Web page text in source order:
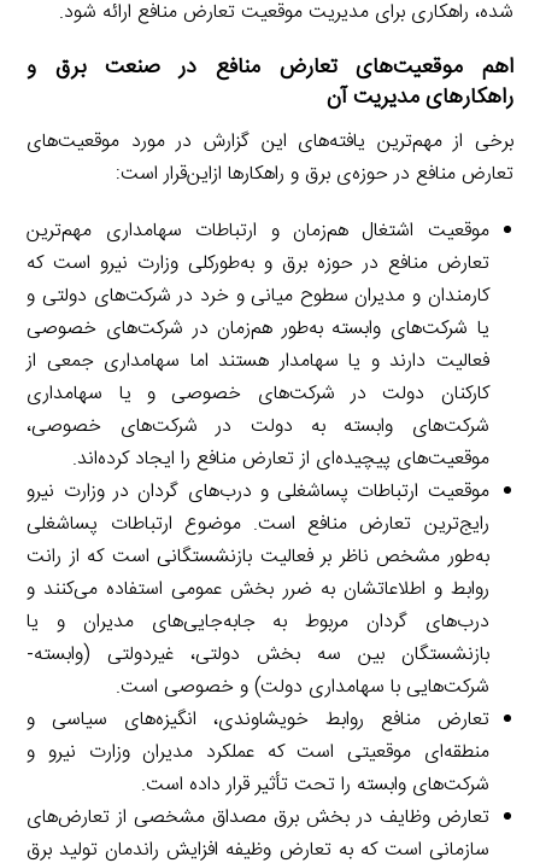
شده، راهکاری برای مدیریت موقعیت تعارض منافع ارائه شود.
اهم موقعیت‌های تعارض منافع در صنعت برق و
راهکارهای مدیریت آن
برخی از مهم‌ترین یافته‌های این گزارش در مورد موقعیت‌های
تعارض منافع در حوزه‌ی برق و راهکارها ازاین‌قرار است:
موقعیت اشتغال هم‌زمان و ارتباطات سهامداری مهم‌ترین
تعارض منافع در حوزه برق و به‌طورکلی وزارت نیرو است که
کارمندان و مدیران سطوح میانی و خرد در شرکت‌های دولتی و
یا شرکت‌های وابسته به‌طور هم‌زمان در شرکت‌های خصوصی
فعالیت دارند و یا سهامدار هستند اما سهامداری جمعی از
کارکنان دولت در شرکت‌های خصوصی و یا سهامداری
شرکت‌های وابسته به دولت در شرکت‌های خصوصی،
موقعیت‌های پیچیده‌ای از تعارض منافع را ایجاد کرده‌اند.
موقعیت ارتباطات پساشغلی و درب‌های گردان در وزارت نیرو
رایج‌ترین تعارض منافع است. موضوع ارتباطات پساشغلی
به‌طور مشخص ناظر بر فعالیت بازنشستگانی است که از رانت
روابط و اطلاعاتشان به ضرر بخش عمومی استفاده می‌کنند و
درب‌های گردان مربوط به جابه‌جایی‌های مدیران و یا
بازنشستگان بین سه بخش دولتی، غیردولتی (وابسته-
شرکت‌هایی با سهامداری دولت) و خصوصی است.
تعارض منافع روابط خویشاوندی، انگیزه‌های سیاسی و
منطقه‌ای موقعیتی است که عملکرد مدیران وزارت نیرو و
شرکت‌های وابسته را تحت تأثیر قرار داده است.
تعارض وظایف در بخش برق مصداق مشخصی از تعارض‌های
سازمانی است که به تعارض وظیفه افزایش راندمان تولید برق